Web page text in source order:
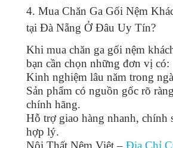
4. Mua Chăn Ga Gối Nệm
tại Đà Nẵng Ở Đâu Uy Tín?
Khi mua chăn ga gối nệm
bạn cần chọn những đơn vị có:
Kinh nghiệm lâu năm trong
Sản phẩm có nguồn gốc rõ
chính hãng.
Hỗ trợ giao hàng nhanh, chính
hợp lý.
Nội Thất Nệm Việt – Địa Chỉ